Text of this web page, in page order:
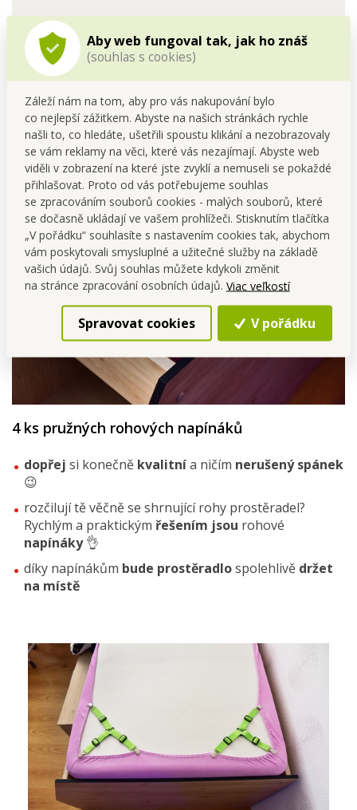
Aby web fungoval tak, jak ho znáš
(souhlas s cookies)
Záleží nám na tom, aby pro vás nakupování bylo
co nejlepší zážitkem. Abyste na našich stránkách rychle
našli to, co hledáte, ušetřili spoustu klikání a nezobrazovaly
se vám reklamy na věci, které vás nezajímají. Abyste web
viděli v zobrazení na které jste zvyklí a nemuseli se pokaždé
přihlašovat. Proto od vás potřebujeme souhlas
se zpracováním souborů cookies - malých souborů, které
se dočasně ukládají ve vašem prohlížeči. Stisknutím tlačítka
„V pořádku“ souhlasíte s nastavením cookies tak, abychom
vám poskytovali smysluplné a užitečné služby na základě
vašich údajů. Svůj souhlas můžete kdykoli změnit
na stránce zpracování osobních údajů. Viac veľkostí
Spravovat cookies V pořádku
Dokonalevypnuté
upravenéprostěradlo!
4 ks pružných rohových napínáků
dopřej si konečně kvalitnía ničím nerušený spánek
😉
rozčilují tě věčně se shrnující rohy prostěradel?
Rychlým a praktickým řešením jsou rohové
napínáky👌
díky napínákům bude prostěradlospolehlivě držet
na místě